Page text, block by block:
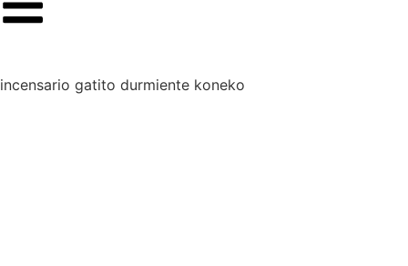
incensario gatito durmiente koneko